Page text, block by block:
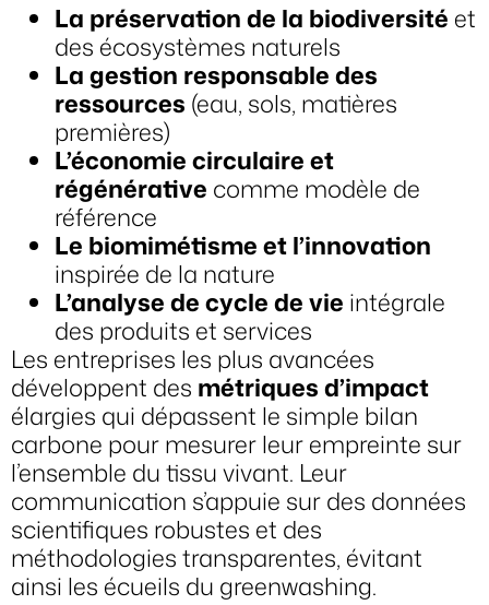
La préservation de la biodiversité et
des écosystèmes naturels
La gestion responsable des
ressources (eau, sols, matières
premières)
L’économie circulaire et
régénérative comme modèle de
référence
Le biomimétisme et l’innovation
inspirée de la nature
L’analyse de cycle de vie intégrale
des produits et services
Les entreprises les plus avancées
développent des métriques d’impact
élargies qui dépassent le simple bilan
carbone pour mesurer leur empreinte sur
l’ensemble du tissu vivant. Leur
communication s’appuie sur des données
scientifiques robustes et des
méthodologies transparentes, évitant
ainsi les écueils du greenwashing.